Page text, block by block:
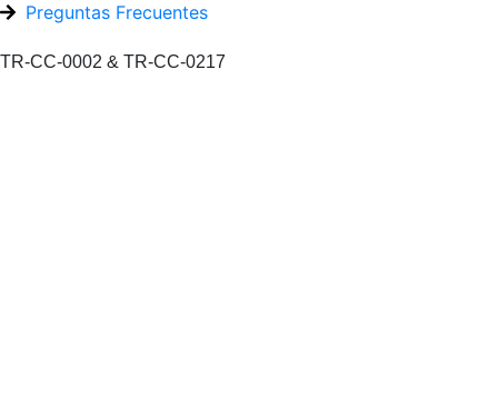
Preguntas Frecuentes
TR-CC-0002 & TR-CC-0217